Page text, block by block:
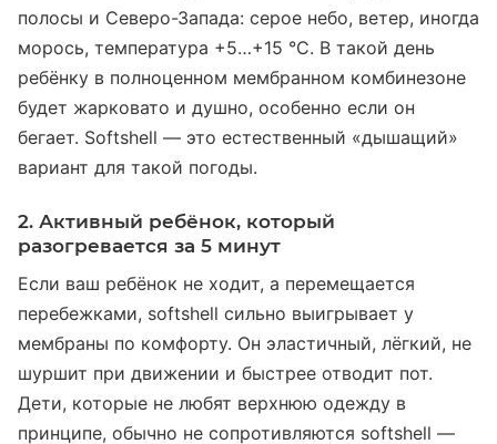
полосы и Северо-Запада: серое небо, ветер, иногда
морось, температура +5…+15 °C. В такой день
ребёнку в полноценном мембранном комбинезоне
будет жарковато и душно, особенно если он
бегает. Softshell — это естественный «дышащий»
вариант для такой погоды.
2. Активный ребёнок, который
разогревается за 5 минут
Если ваш ребёнок не ходит, а перемещается
перебежками, softshell сильно выигрывает у
мембраны по комфорту. Он эластичный, лёгкий, не
шуршит при движении и быстрее отводит пот.
Дети, которые не любят верхнюю одежду в
принципе, обычно не сопротивляются softshell —